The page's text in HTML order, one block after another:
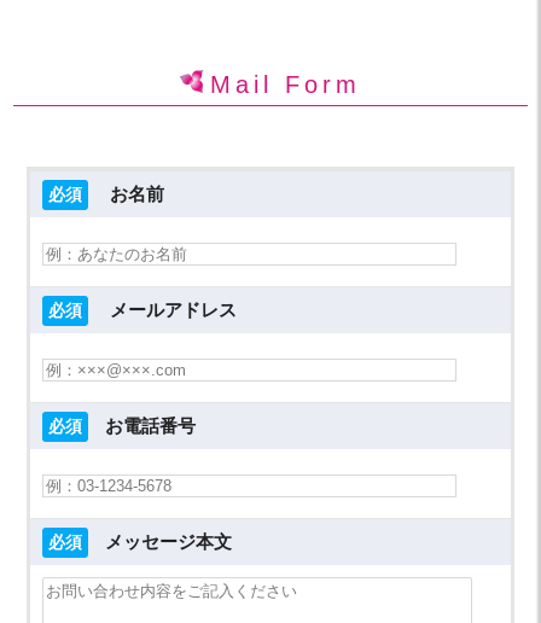
Mail Form
必須 お名前
必須 メールアドレス
必須 お電話番号
必須 メッセージ本文